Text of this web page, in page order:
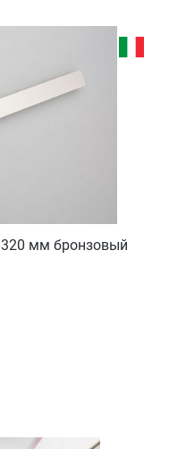
мм бронзовый